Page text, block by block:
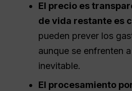
El precio es
de vida restante es
pueden prever los
aunque se enfrenten
inevitable.
El procesamiento